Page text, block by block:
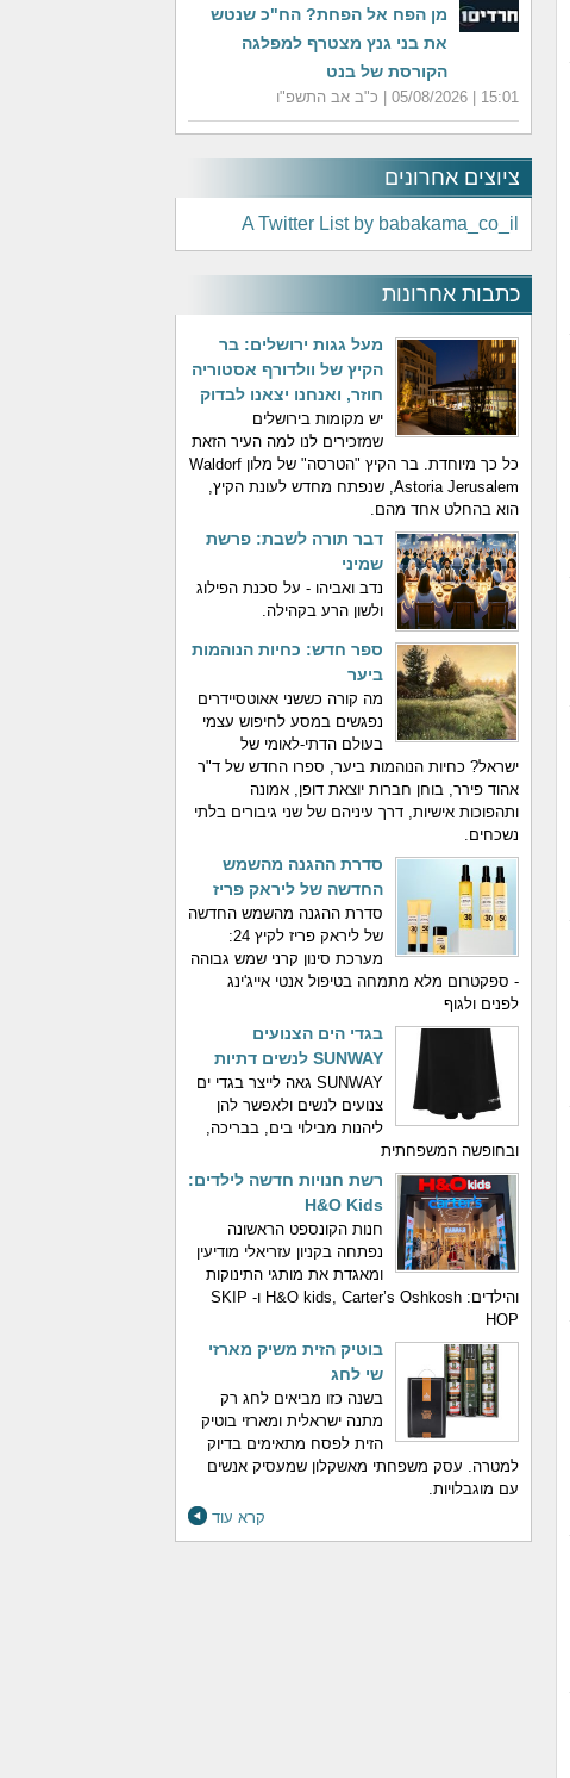
מן הפח אל הפחת? הח"כ שנטש
את בני גנץ מצטרף למפלגה
הקורסת של בנט
15:01 | 05/08/2026 | כ"ב אב התשפ"ו
ציוצים אחרונים
A Twitter List by babakama_co_il
כתבות אחרונות
מעל גגות ירושלים: בר
הקיץ של וולדורף אסטוריה
חוזר, ואנחנו יצאנו לבדוק
יש מקומות בירושלים
שמזכירים לנו למה העיר הזאת
כל כך מיוחדת. בר הקיץ "הטרסה" של מלון Waldorf
Astoria Jerusalem, שנפתח מחדש לעונת הקיץ,
הוא בהחלט אחד מהם.
דבר תורה לשבת: פרשת
שמיני
נדב ואביהו - על סכנת הפילוג
ולשון הרע בקהילה.
ספר חדש: כחיות הנוהמות
ביער
מה קורה כששני אאוטסיידרים
נפגשים במסע לחיפוש עצמי
בעולם הדתי-לאומי של
ישראל? כחיות הנוהמות ביער, ספרו החדש של ד"ר
אהוד פירר, בוחן חברות יוצאת דופן, אמונה
ותהפוכות אישיות, דרך עיניהם של שני גיבורים בלתי
נשכחים.
סדרת ההגנה מהשמש
החדשה של ליראק פריז
סדרת ההגנה מהשמש החדשה
של ליראק פריז לקיץ 24:
מערכת סינון קרני שמש גבוהה
- ספקטרום מלא מתמחה בטיפול אנטי אייג'ינג
לפנים ולגוף
בגדי הים הצנועים
SUNWAY לנשים דתיות
SUNWAY גאה לייצר בגדי ים
צנועים לנשים ולאפשר להן
ליהנות מבילוי בים, בבריכה,
ובחופשה המשפחתית
רשת חנויות חדשה לילדים:
H&O Kids
חנות הקונספט הראשונה
נפתחה בקניון עזריאלי מודיעין
ומאגדת את מותגי התינוקות
והילדים: H&O kids, Carter’s Oshkosh ו- SKIP
HOP
בוטיק הזית משיק מארזי
שי לחג
בשנה כזו מביאים לחג רק
מתנה ישראלית ומארזי בוטיק
הזית לפסח מתאימים בדיוק
למטרה. עסק משפחתי מאשקלון שמעסיק אנשים
עם מוגבלויות.
קרא עוד